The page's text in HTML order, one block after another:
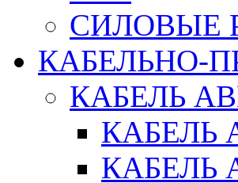
СИЛОВЫЕ
КАБЕЛЬНО-
КАБЕЛЬ
КАБЕЛЬ
КАБЕЛЬ